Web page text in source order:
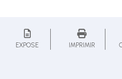
EXPOSE IMPRIMIR